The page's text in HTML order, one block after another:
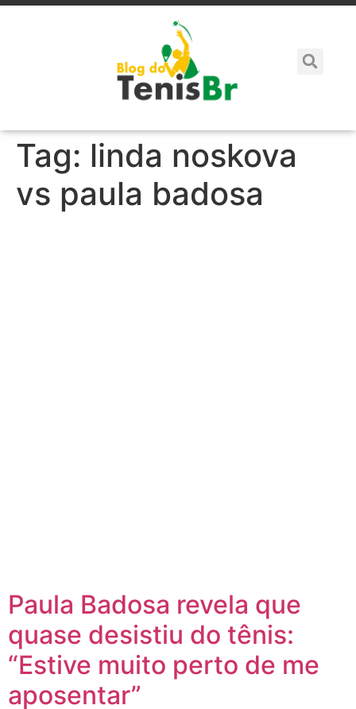
Tag: linda noskova
vs paula badosa
Paula Badosa revela que
quase desistiu do tênis:
“Estive muito perto de me
aposentar”